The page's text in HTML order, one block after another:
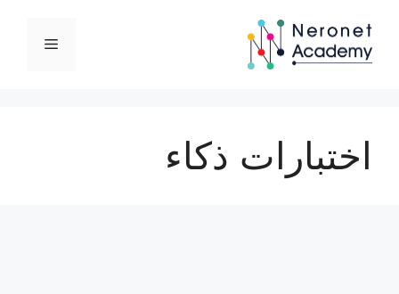
المحتوى
القائمة
اختبارات ذكاء